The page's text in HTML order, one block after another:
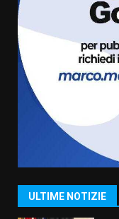
ULTIME NOTIZIE
al
1
di